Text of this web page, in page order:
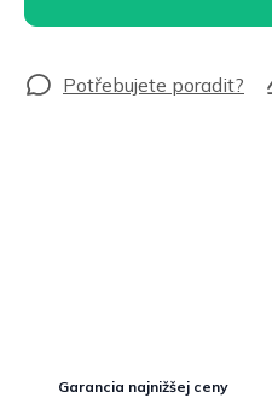
Garancia najnižšej ceny